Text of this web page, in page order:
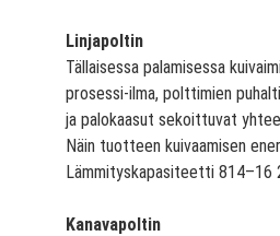
Linjapoltin
Tällaisessa palamisessa
prosessi-ilma, polttimien
ja palokaasut sekoittuvat
Näin tuotteen kuivaamisen
Lämmityskapasiteetti 814–16
Kanavapoltin